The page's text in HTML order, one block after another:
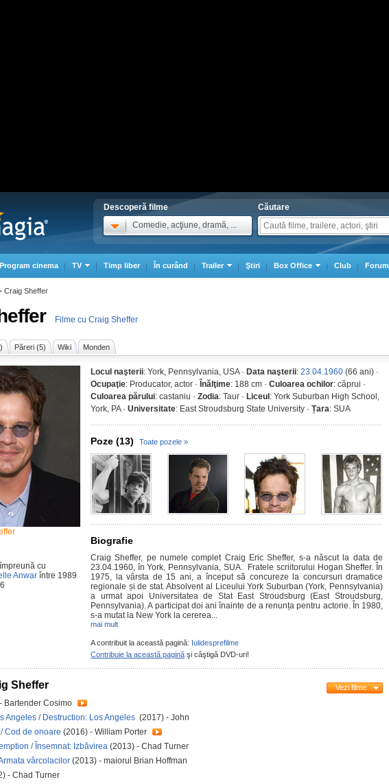
Descoperă filme
Comedie, acţiune, dramă, ...
Căutare
Program cinema TV Timp liber În curând Trailer Ştiri Box Office Club Forum
Filme cu Craig Sheffer
Păreri (5) Wiki Monden
cu
Anwar între 1989
Locul naşterii: York, Pennsylvania, USA · Data naşterii: 23.04.1960 (66 ani) ·
Ocupaţie: Producator, actor · Înălţime: 188 cm · Culoarea ochilor: căprui ·
Culoarea părului: castaniu · Zodia: Taur · Liceul : York Suburban High School,
York, PA · Universitate: East Stroudsburg State University · Țara: SUA
Poze (13) Toate pozele »
Biografie
Craig Sheffer, pe numele complet Craig Eric Sheffer, s-a născut la data de
23.04.1960, în York, Pennsylvania, SUA. Fratele scriitorului Hogan Sheffer. În
1975, la vârsta de 15 ani, a început să concureze la concursuri dramatice
regionale și de stat. Absolvent al Liceului York Suburban (York, Pennsylvania)
a urmat apoi Universitatea de Stat East Stroudsburg (East Stroudsburg,
Pennsylvania). A participat doi ani înainte de a renunța pentru actorie. În 1980,
s-a mutat la New York la cererea...
mai mult
A contribuit la această pagină: Iulidesprefilme
Contribuie la această pagină şi câştigă DVD-uri!
Sheffer Vezi filme
Bartender Cosimo
Angeles / Destruction: Los Angeles (2017) - John
Cod de onoare (2016) - William Porter
/ Însemnat: Izbăvirea (2013) - Chad Turner
vârcolacilor (2013) - maiorul Brian Hoffman
- Chad Turner
Craig Sheffer